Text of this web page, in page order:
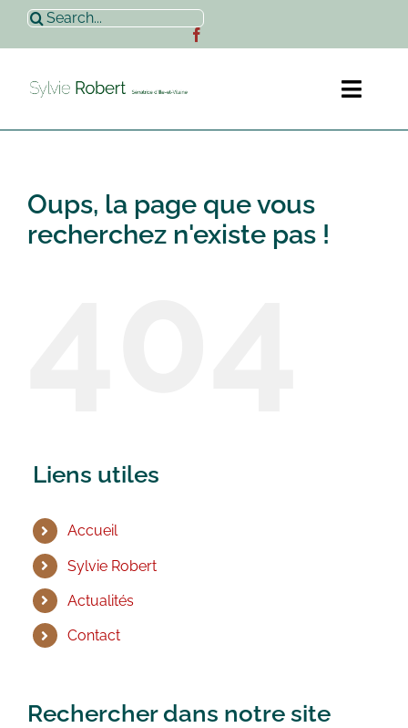
Passer
contenu
Rechercher:
Sylvie Robert
Oups, la page que vous
recherchez n'existe pas !
Liens utiles
Accueil
Sylvie Robert
Actualités
Contact
Rechercher dans notre site